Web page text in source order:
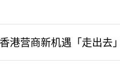
港营商新机遇「走出去